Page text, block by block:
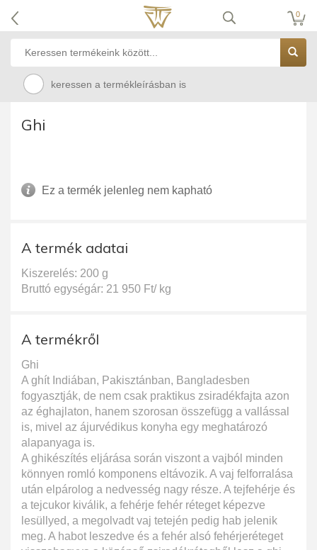
0
keressen a termékleírásban is
Ghi
Ez a termék jelenleg nem kapható
A termék adatai
Kiszerelés: 200 g
Bruttó egységár: 21 950 Ft/ kg
A termékről
Ghi
A ghít Indiában, Pakisztánban, Bangladesben
fogyasztják, de nem csak praktikus zsiradékfajta azon
az éghajlaton, hanem szorosan összefügg a vallással
is, mivel az ájurvédikus konyha egy meghatározó
alapanyaga is.
A ghikészítés eljárása során viszont a vajból minden
könnyen romló komponens eltávozik. A vaj felforralása
után elpárolog a nedvesség nagy része. A tejfehérje és
a tejcukor kiválik, a fehérje fehér réteget képezve
lesüllyed, a megolvadt vaj tetején pedig hab jelenik
meg. A habot leszedve és a fehér alsó fehérjeréteget